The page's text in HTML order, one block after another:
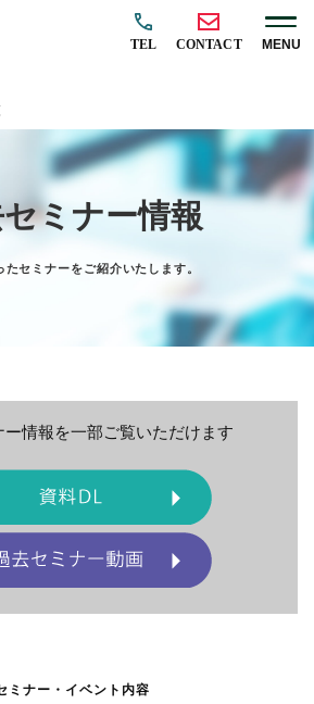
TEL CONTACT MENU
ミナー情報
たセミナーをご紹介いたします。
ー情報を一部ご覧いただけます
ミナー・イベント内容